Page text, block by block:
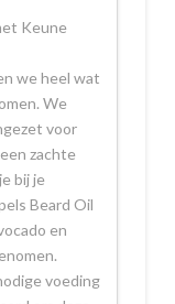
Keune
we heel wat
We
voor
zachte
bij je
Beard Oil
en
voeding